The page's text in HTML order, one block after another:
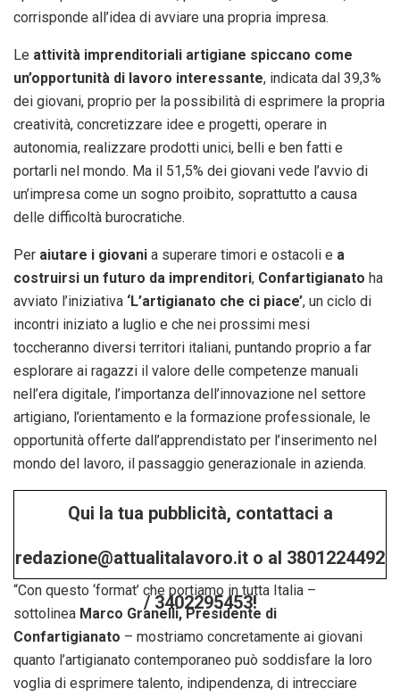
corrisponde all’idea di avviare una propria impresa.
Le attività imprenditoriali artigiane spiccano come
un’opportunità di lavoro interessante, indicata dal 39,3%
dei giovani, proprio per la possibilità di esprimere la propria
creatività, concretizzare idee e progetti, operare in
autonomia, realizzare prodotti unici, belli e ben fatti e
portarli nel mondo. Ma il 51,5% dei giovani vede l’avvio di
un’impresa come un sogno proibito, soprattutto a causa
delle difficoltà burocratiche.
Per aiutare i giovani a superare timori e ostacoli e a
costruirsi un futuro da imprenditori, Confartigianato ha
avviato l’iniziativa ‘L’artigianato che ci piace’, un ciclo di
incontri iniziato a luglio e che nei prossimi mesi
toccheranno diversi territori italiani, puntando proprio a far
esplorare ai ragazzi il valore delle competenze manuali
nell’era digitale, l’importanza dell’innovazione nel settore
artigiano, l’orientamento e la formazione professionale, le
opportunità offerte dall’apprendistato per l’inserimento nel
mondo del lavoro, il passaggio generazionale in azienda.
Qui la tua pubblicità, contattaci a
redazione@attualitalavoro.it o al 3801224492
/ 3402295453!
“Con questo ‘format’ che portiamo in tutta Italia –
sottolinea Marco Granelli, Presidente di
Confartigianato – mostriamo concretamente ai giovani
quanto l’artigianato contemporaneo può soddisfare la loro
voglia di esprimere talento, indipendenza, di intrecciare